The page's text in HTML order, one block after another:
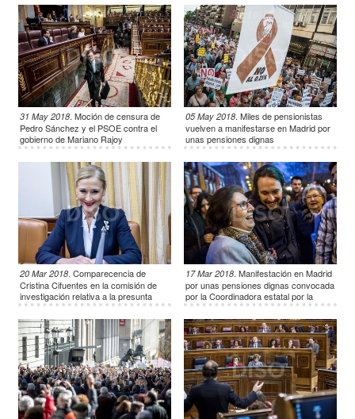
31 May 2018. Moción de censura de
Pedro Sánchez y el PSOE contra el
gobierno de Mariano Rajoy
05 May 2018. Miles de pensionistas
vuelven a manifestarse en Madrid por
unas pensiones dignas
20 Mar 2018. Comparecencia de
Cristina Cifuentes en la comisión de
investigación relativa a la presunta
financiación ilegal del Partido Popular
17 Mar 2018. Manifestación en Madrid
por unas pensiones dignas convocada
por la Coordinadora estatal por la
defensa del sistema público de
pensiones